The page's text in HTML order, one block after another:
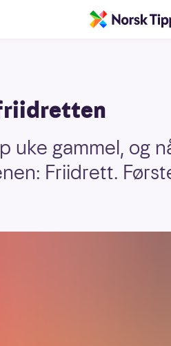
uke gammel, og
Friidrett.